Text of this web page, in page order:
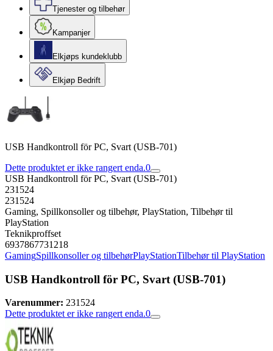
Tjenester og tilbehør
Kampanjer
Elkjøps kundeklubb
Elkjøp Bedrift
USB Handkontroll för PC, Svart (USB-701)
Dette produktet er ikke rangert enda.0
USB Handkontroll för PC, Svart (USB-701)
231524
231524
Gaming, Spillkonsoller og tilbehør, PlayStation, Tilbehør til
PlayStation
Teknikproffset
6937867731218
GamingSpillkonsoller og tilbehørPlayStationTilbehør til PlayStation
USB Handkontroll för PC, Svart (USB-701)
Varenummer: 231524
Dette produktet er ikke rangert enda.0